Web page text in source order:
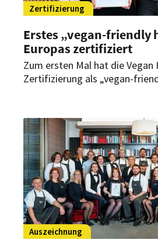
Zertifizierung
Erstes „vegan-friendly
Europas zertifiziert
Zum ersten Mal hat die
Zertifizierung als „vegan-
auch eine konsequent
geprüft nach den Kriterien des
Tourism Council (GSTC).
Auszeichnung